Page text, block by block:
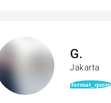
G.
Jakarta
format_quote